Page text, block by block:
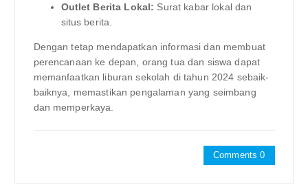
Outlet Berita Lokal: Surat kabar lokal dan
situs berita.
Dengan tetap mendapatkan informasi dan membuat
perencanaan ke depan, orang tua dan siswa dapat
memanfaatkan liburan sekolah di tahun 2024 sebaik-
baiknya, memastikan pengalaman yang seimbang
dan memperkaya.
Comments 0